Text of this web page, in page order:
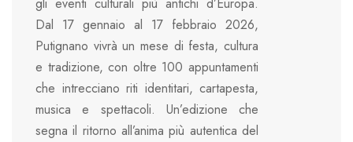
gli eventi culturali più antichi d’Europa.
Dal 17 gennaio al 17 febbraio 2026,
Putignano vivrà un mese di festa, cultura
e tradizione, con oltre 100 appuntamenti
che intrecciano riti identitari, cartapesta,
musica e spettacoli. Un’edizione che
segna il ritorno all’anima più autentica del